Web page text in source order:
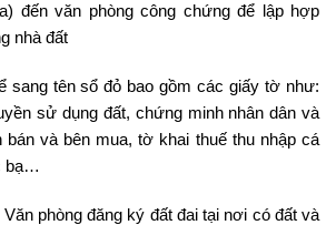
đến văn phòng công chứng để lập hợp
nhà đất
sang tên sổ đỏ bao gồm các giấy tờ như:
sử dụng đất, chứng minh nhân dân và
bán và bên mua, tờ khai thuế thu nhập cá
bạ…
phòng đăng ký đất đai tại nơi có đất và